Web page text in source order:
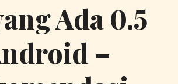
Ada 0.5
–